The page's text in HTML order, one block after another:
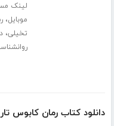
لینک
موبایل،
تخیلی،
دانلود کتاب رمان کابوس